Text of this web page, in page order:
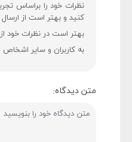
نظرات خود را براساس
کنید و بهتر است از
بهتر است در نظرات خود
به کاربران و سایر
متن دیدگاه: